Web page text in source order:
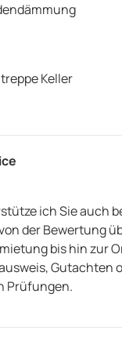
Keller
ich Sie auch
der Bewertung
bis hin zur
Gutachten
Prüfungen.